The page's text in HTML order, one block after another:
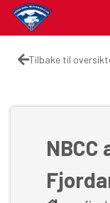
Tilbake til
NBCC